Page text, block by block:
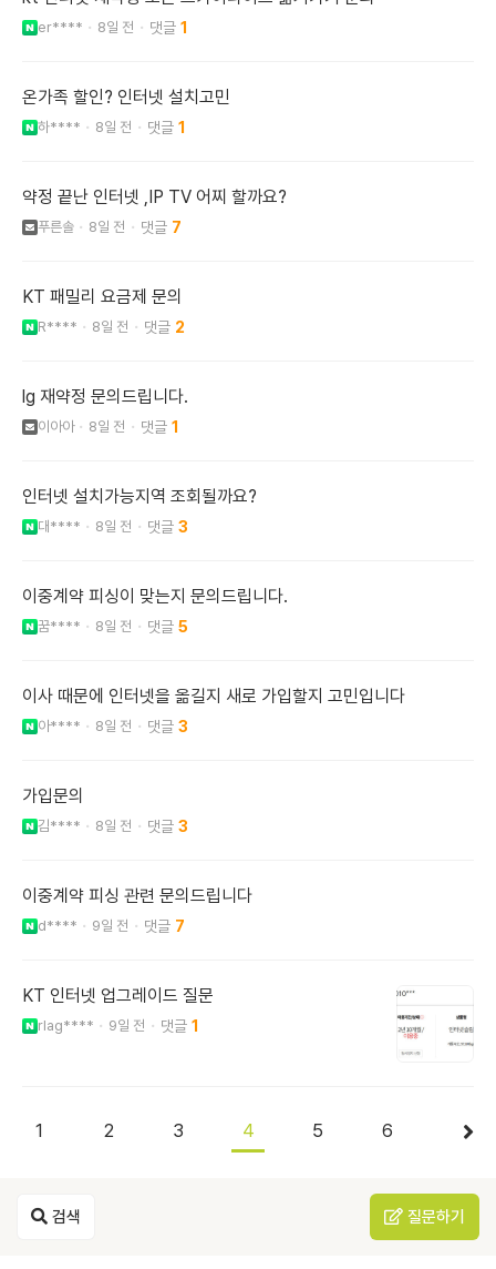
er**** 8일 전 1
온가족 할인? 인터넷 설치고민
하**** 8일 전 1
약정 끝난 인터넷 ,IP TV 어찌 할까요?
푸른솔 8일 전 7
KT 패밀리 요금제 문의
R**** 8일 전 2
lg 재약정 문의드립니다.
이아아 8일 전 1
인터넷 설치가능지역 조회될까요?
대**** 8일 전 3
이중계약 피싱이 맞는지 문의드립니다.
꿈**** 8일 전 5
이사 때문에 인터넷을 옮길지 새로 가입할지 고민입니다
아**** 8일 전 3
가입문의
김**** 8일 전 3
이중계약 피싱 관련 문의드립니다
d**** 9일 전 7
KT 인터넷 업그레이드 질문
rlag**** 9일 전 1
1 2 3 4 5 6
검색 질문하기